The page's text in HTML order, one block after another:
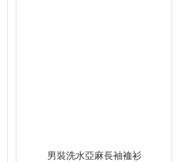
男裝洗水亞麻長袖裇衫